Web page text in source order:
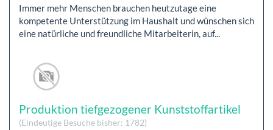
Immer mehr Menschen brauchen heutzutage eine
kompetente Unterstützung im Haushalt und wünschen sich
eine natürliche und freundliche Mitarbeiterin, auf...
Produktion tiefgezogener Kunststoffartikel
(Eindeutige Besuche bisher: 1782)